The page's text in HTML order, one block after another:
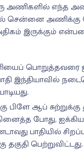
அணிகளில் எந்த
சென்னை
இருக்கும்
பொறுத்தவரை
இந்தியாவில்
ஆப் சுற்றுக்கு
போது, ஐக்கிய
பாதியில்
தகுதி பெற்றுவிட்டது.